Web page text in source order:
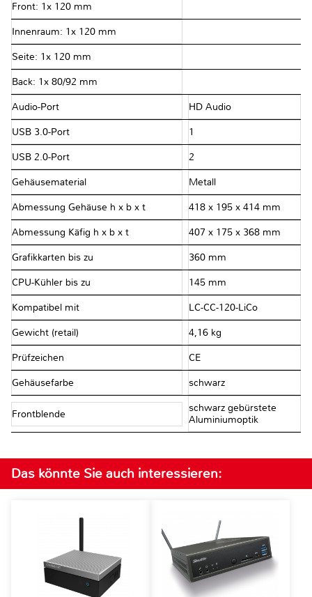
Front: 1x 120 mm
Innenraum: 1x 120 mm
Seite: 1x 120 mm
Back: 1x 80/92 mm
Audio-Port HD Audio
USB 3.0-Port 1
USB 2.0-Port 2
Gehäusematerial Metall
Abmessung Gehäuse h x b x t 418 x 195 x 414 mm
Abmessung Käfig h x b x t 407 x 175 x 368 mm
Grafikkarten bis zu 360 mm
CPU-Kühler bis zu 145 mm
Kompatibel mit LC-CC-120-LiCo
Gewicht (retail) 4,16 kg
Prüfzeichen CE
Gehäusefarbe schwarz
Frontblende
schwarz gebürstete
Aluminiumoptik
Das könnte Sie auch interessieren: